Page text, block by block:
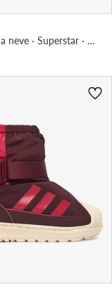
Stivali da neve · Superstar · Nero